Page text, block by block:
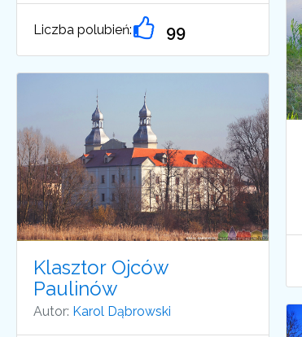
Liczba polubień: 99
Klasztor Ojców
Paulinów
Autor: Karol Dąbrowski